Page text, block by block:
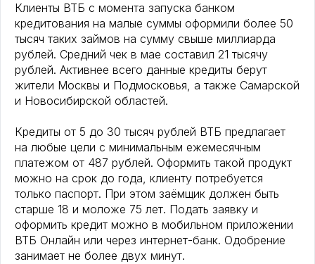
Клиенты ВТБ с момента запуска банком
кредитования на малые суммы оформили более 50
тысяч таких займов на сумму свыше миллиарда
рублей. Средний чек в мае составил 21 тысячу
рублей. Активнее всего данные кредиты берут
жители Москвы и Подмосковья, а также Самарской
и Новосибирской областей.
Кредиты от 5 до 30 тысяч рублей ВТБ предлагает
на любые цели с минимальным ежемесячным
платежом от 487 рублей. Оформить такой продукт
можно на срок до года, клиенту потребуется
только паспорт. При этом заёмщик должен быть
старше 18 и моложе 75 лет. Подать заявку и
оформить кредит можно в мобильном приложении
ВТБ Онлайн или через интернет-банк. Одобрение
занимает не более двух минут.